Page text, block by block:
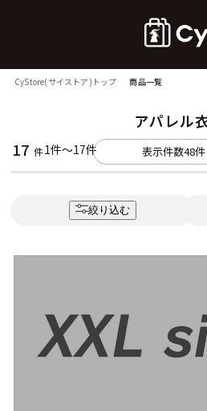
CyStore(サイストア)トップ 商品一覧
アパレル
17 件1件～17件 表示件数48件
絞り込む